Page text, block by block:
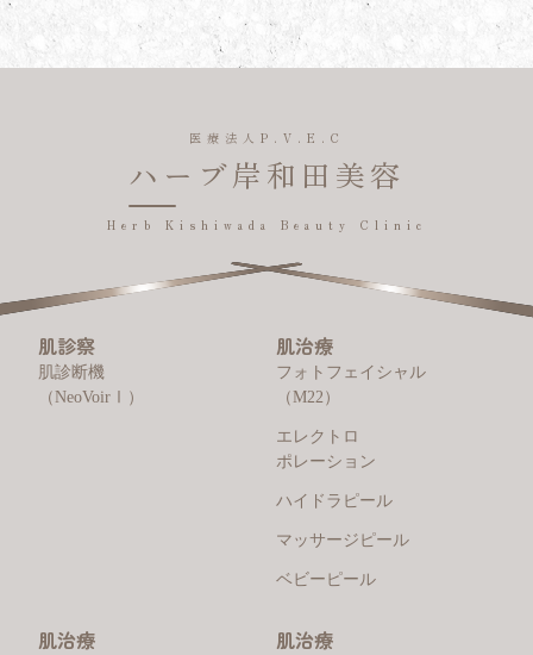
医療法人P.V.E.C
ハーブ岸和田美容
Herb Kishiwada Beauty Clinic
肌診察
肌診断機
（NeoVoirⅠ）
肌治療
フォトフェイシャル
（M22）
エレクトロ
ポレーション
ハイドラピール
マッサージピール
ベビーピール
肌治療 肌治療